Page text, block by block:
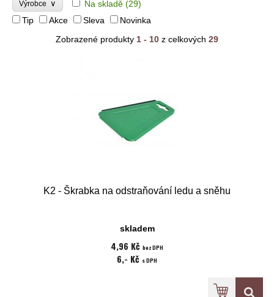
Výrobce ∨ Na skladě (29)
Tip
Akce Sleva
Novinka
Zobrazené produkty 1 - 10 z celkových 29
K2 - Škrabka na odstraňování ledu a sněhu
skladem
4,96 Kč bez DPH
6,- Kč s DPH